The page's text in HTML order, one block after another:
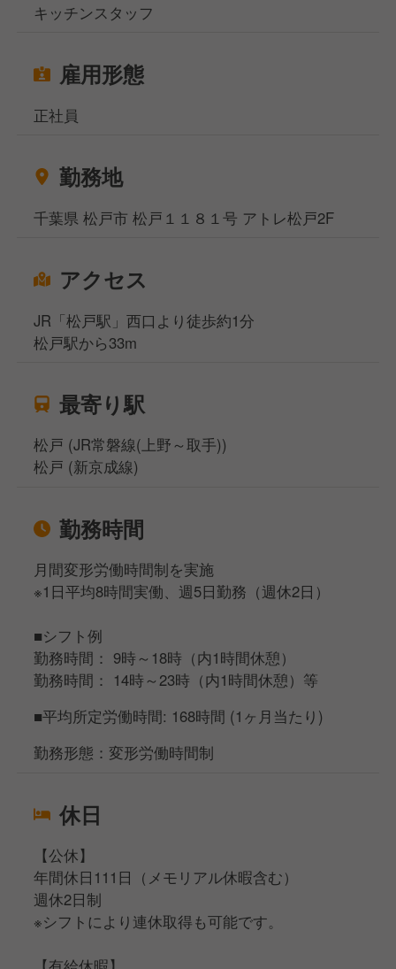
キッチンスタッフ
雇用形態
正社員
勤務地
千葉県 松戸市 松戸１１８１号 アトレ松戸2F
アクセス
JR「松戸駅」西口より徒歩約1分
松戸駅から33m
最寄り駅
松戸 (JR常磐線(上野～取手))
松戸 (新京成線)
勤務時間
月間変形労働時間制を実施
※1日平均8時間実働、週5日勤務（週休2日）
■シフト例
勤務時間： 9時～18時（内1時間休憩）
勤務時間： 14時～23時（内1時間休憩）等
■平均所定労働時間: 168時間 (1ヶ月当たり)
勤務形態：変形労働時間制
休日
【公休】
年間休日111日（メモリアル休暇含む）
週休2日制
※シフトにより連休取得も可能です。